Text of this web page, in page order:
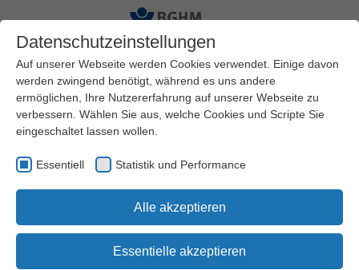
Startseite
Arbeitssicherheit und Gesundheitsschutz
Themen
Gefahrstoffe und biologische Arbeitsstoffe
Save the Date:
Fachveranstaltung
Datenschutzeinstellungen
Auf unserer Webseite werden Cookies verwendet. Einige davon
werden zwingend benötigt, während es uns andere
ermöglichen, Ihre Nutzererfahrung auf unserer Webseite zu
verbessern. Wählen Sie aus, welche Cookies und Scripte Sie
eingeschaltet lassen wollen.
Essentiell Statistik und Performance
Alle akzeptieren
Essentielle akzeptieren